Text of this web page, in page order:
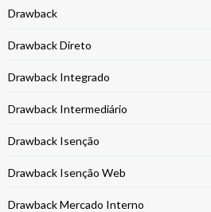
Drawback
Drawback Direto
Drawback Integrado
Drawback Intermediário
Drawback Isenção
Drawback Isenção Web
Drawback Mercado Interno